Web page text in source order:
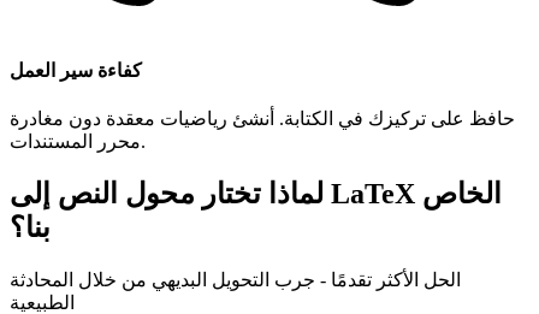
كفاءة سير العمل
حافظ على تركيزك في الكتابة. أنشئ رياضيات معقدة دون مغادرة
محرر المستندات.
لماذا تختار محول النص إلى LaTeX الخاص
بنا؟
الحل الأكثر تقدمًا - جرب التحويل البديهي من خلال المحادثة
الطبيعية